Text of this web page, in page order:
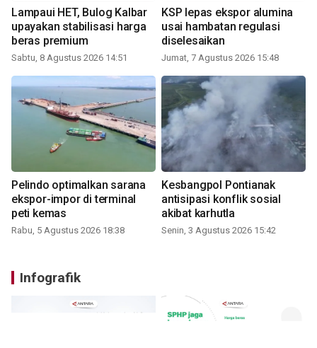
Lampaui HET, Bulog Kalbar
upayakan stabilisasi harga
beras premium
Sabtu, 8 Agustus 2026 14:51
KSP lepas ekspor alumina
usai hambatan regulasi
diselesaikan
Jumat, 7 Agustus 2026 15:48
Pelindo optimalkan sarana
ekspor-impor di terminal
peti kemas
Rabu, 5 Agustus 2026 18:38
Kesbangpol Pontianak
antisipasi konflik sosial
akibat karhutla
Senin, 3 Agustus 2026 15:42
Infografik